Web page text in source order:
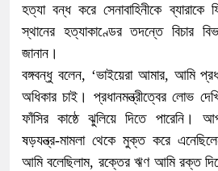
হত্যা বন্ধ করে সেনাবাহিনীকে ব্যারাকে
স্থানের হত্যাকাণ্ডের তদন্তে বিচার
জানান।
বঙ্গবন্ধু বলেন, ‘ভাইয়েরা আমার, আমি
অধিকার চাই। প্রধানমন্ত্রীত্বের লোভ
ফাঁসির কাষ্ঠে ঝুলিয়ে দিতে পারেনি।
ষড়যন্ত্র-মামলা থেকে মুক্ত করে
আমি বলেছিলাম, রক্তের ঋণ আমি রক্ত